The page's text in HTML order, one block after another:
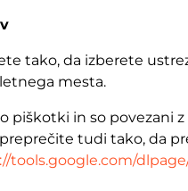
tako, da izberete
mesta.
piškotki in so povezani
tudi tako, da
tools.google.com/